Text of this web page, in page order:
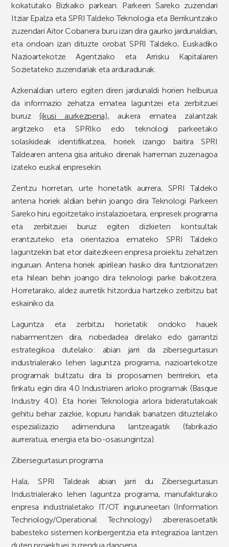
kokatutako Bizkaiko parkean. Parkeen Sareko zuzendari
Itziar Epalza eta SPRI Taldeko Teknologia eta Berrikuntzako
zuzendari Aitor Cobanera buru izan dira gaurko jardunaldian,
eta ondoan izan dituzte orobat SPRI Taldeko, Euskadiko
Nazioartekotze Agentziako eta Arrisku Kapitalaren
Sozietateko zuzendariak eta arduradunak.
Azkenaldian urtero egiten diren jardunaldi horien helburua
da informazio zehatza ematea laguntzei eta zerbitzuei
buruz(ikusi aurkezpena), aukera ematea zalantzak
argitzeko eta SPRIko edo teknologi parkeetako
solaskideak identifikatzea, horiek izango baitira SPRI
Taldearen antena gisa arituko direnak harreman zuzenagoa
izateko euskal enpresekin.
Zentzu horretan, urte honetatik aurrera, SPRI Taldeko
antena horiek aldian behin joango dira Teknologi Parkeen
Sareko hiru egoitzetako instalazioetara, enpresek programa
eta zerbitzuei buruz egiten dizkieten kontsultak
erantzuteko eta orientazioa emateko SPRI Taldeko
laguntzekin bat etor daitezkeen enpresa proiektu zehatzen
inguruan. Antena horiek apirilean hasiko dira funtzionatzen
eta hilean behin joango dira teknologi parke bakoitzera.
Horretarako, aldez aurretik hitzordua hartzeko zerbitzu bat
eskainiko da.
Laguntza eta zerbitzu horietatik ondoko hauek
nabarmentzen dira, nobedadea direlako edo garrantzi
estrategikoa dutelako: abian jarri da zibersegurtasun
industrialerako lehen laguntza programa, nazioartekotze
programak bultzatu dira bi proposamen berrirekin, eta
finkatu egin dira 4.0 Industriaren arloko programak (Basque
Industry 4.0). Eta horiei Teknologia arlora bideratutakoak
gehitu behar zaizkie, kopuru handiak banatzen dituztelako
espezializazio adimenduna lantzeagatik (fabrikazio
aurreratua, energia eta bio-osasungintza).
Zibersegurtasun programa
Hala, SPRI Taldeak abian jarri du Zibersegurtasun
Industrialerako lehen laguntza programa, manufakturako
enpresa industrialetako IT/OT inguruneetan (Information
Technology/Operational Technology) zibererasoetatik
babesteko sistemen konbergentzia eta integrazioa lantzen